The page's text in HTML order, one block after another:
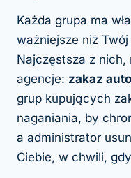
Każda grupa ma
ważniejsze niż
Najczęstsza z
agencje: zakaz
grup kupujących
naganiania, by
a administrator
Ciebie, w chwili,